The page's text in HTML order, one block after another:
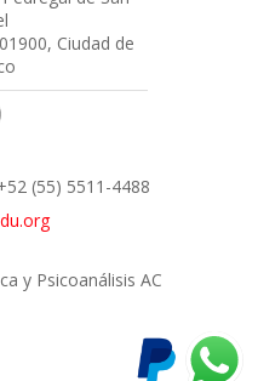
Ciudad de
(55) 5511-4488
y Psicoanálisis AC